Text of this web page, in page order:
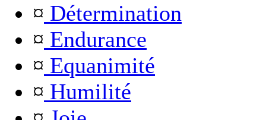
¤ Détermination
¤ Endurance
¤ Equanimité
¤ Humilité